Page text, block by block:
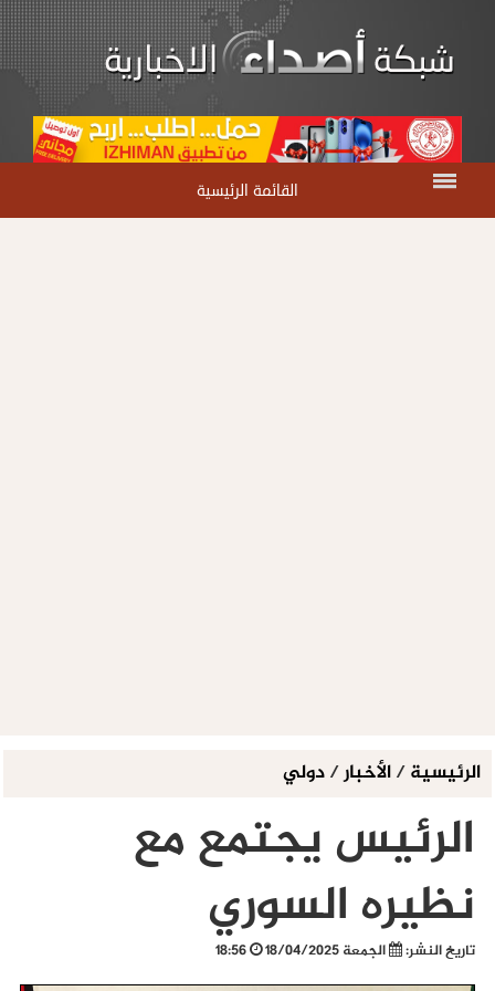
القائمة الرئيسية
الرئيسية/الأخبار/دولي
الرئيس يجتمع مع
نظيره السوري
تاريخ النشر: الجمعة 18/04/2025